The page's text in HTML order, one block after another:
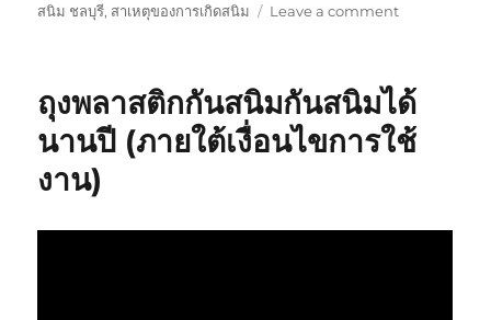
สนิม ชลบุรี, สาเหตุของการเกิดสนิม Leave a commenton
พลาสติก
กัน
สนิม
ถุงพลาสติกกันสนิมกันสนิมได้
นานปี (ภายใต้เงื่อนไขการใช้
งาน)